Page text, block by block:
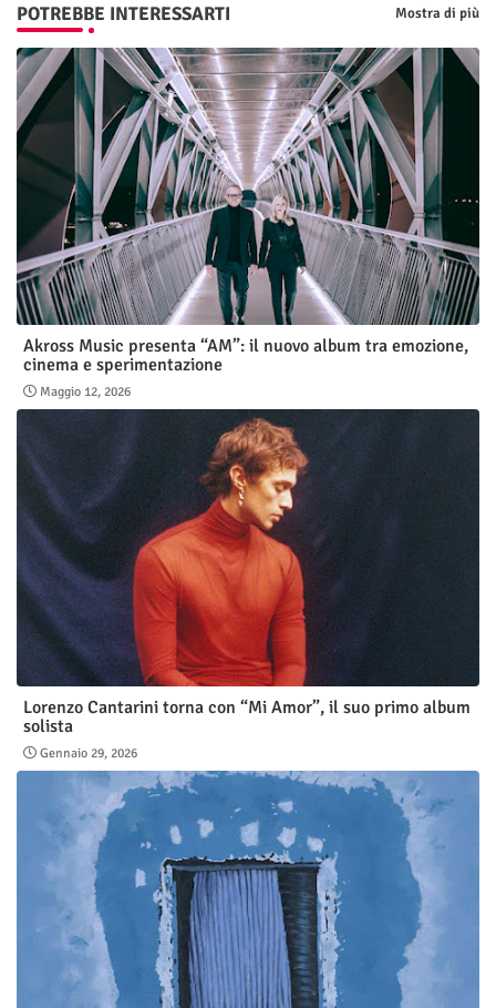
POTREBBE INTERESSARTI Mostra di più
Akross Music presenta “AM”: il nuovo album tra emozione,
cinema e sperimentazione
Maggio 12, 2026
Lorenzo Cantarini torna con “Mi Amor”, il suo primo album
solista
Gennaio 29, 2026